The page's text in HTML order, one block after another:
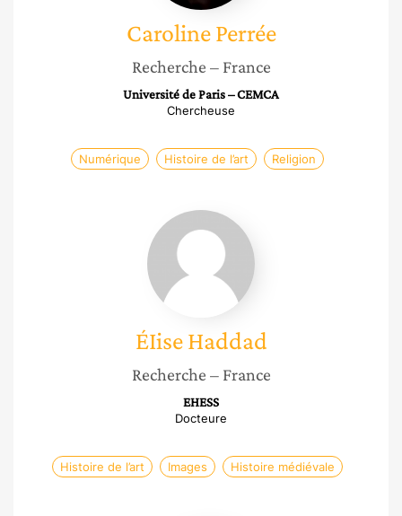
Caroline Perrée
Recherche – France
Université de Paris – CEMCA
Chercheuse
Numérique Histoire de l’art Religion
ÉIise
Haddad
ÉIise Haddad
Recherche – France
EHESS
Docteure
Histoire de l’art Images Histoire médiévale